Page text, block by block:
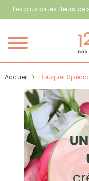
Les plus belles fleurs
Menu
Accueil > Bouquet